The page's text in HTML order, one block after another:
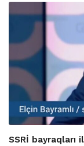
SSRİ bayraqları